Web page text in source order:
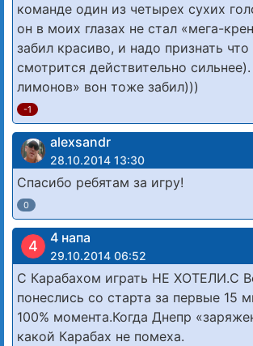
команде один из четырех сухих
он в моих глазах не стал «мега-
забил красиво, и надо признать что
смотрится действительно
лимонов» вон тоже забил)))
-1
alexsandr
28.10.2014 13:30
Спасибо ребятам за игру!
0
4 4 напа
29.10.2014 06:52
С Карабахом играть НЕ ХОТЕЛИ.С
понеслись со старта за первые 15
100% момента.Когда Днепр
какой Карабах не помеха.